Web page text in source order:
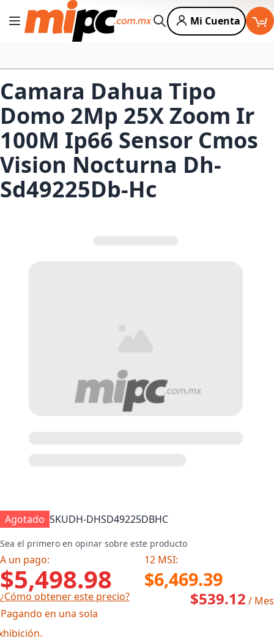
Cambiar Nav
Buscar
Mi Cuenta
Camara Dahua Tipo
Domo 2Mp 25X Zoom Ir
100M Ip66 Sensor Cmos
Vision Nocturna Dh-
Sd49225Db-Hc
Agotado SKUDH-DHSD49225DBHC
Sea el primero en opinar sobre este producto
A un pago: 12 MSI:
$5,498.98 $6,469.39
¿Cómo obtener este precio?
en una sola
$539.12 / Mes